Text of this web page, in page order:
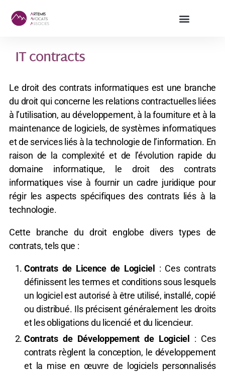
IT contracts
Le droit des contrats informatiques est une branche
du droit qui concerne les relations contractuelles liées
à l’utilisation, au développement, à la fourniture et à la
maintenance de logiciels, de systèmes informatiques
et de services liés à la technologie de l’information. En
raison de la complexité et de l’évolution rapide du
domaine informatique, le droit des contrats
informatiques vise à fournir un cadre juridique pour
régir les aspects spécifiques des contrats liés à la
technologie.
Cette branche du droit englobe divers types de
contrats, tels que :
Contrats de Licence de Logiciel
: Ces contrats
définissent les termes et conditions sous lesquels
un logiciel est autorisé à être utilisé, installé, copié
ou distribué. Ils précisent généralement les droits
et les obligations du licencié et du licencieur.
Contrats de Développement de Logiciel
: Ces
contrats règlent la conception, le développement
et la mise en œuvre de logiciels personnalisés